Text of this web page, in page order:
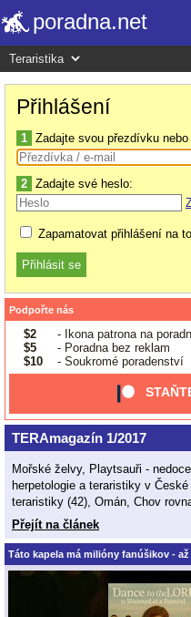
poradna.net
Přihlášení
1 Zadajte svou přezdívku nebo
2 Zadajte své heslo:
Zapamatovat přihlášení na
Podpořte nás
$2
- Ikona patrona na
$5
- Poradna bez reklam
$10
- Soukromé poradenství
TERAmagazín 1/2017
Mořské želvy, Playtsauři -
herpetologie a teraristiky v
teraristiky (42), Omán, Chov
Přejít na článek
Táto kapela má milióny fanúšikov -